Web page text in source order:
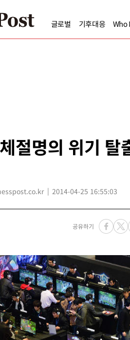
글로벌 기후대응 Who
절명의 위기 탈
2014-04-25 16:55:03
공유하기